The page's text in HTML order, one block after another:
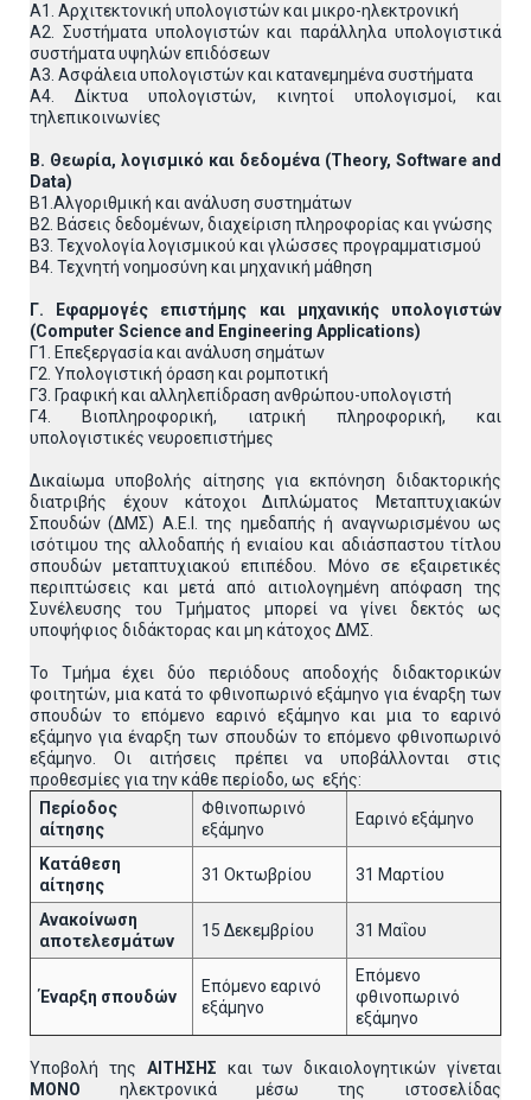
Α1. Αρχιτεκτονική υπολογιστών και μικρο-ηλεκτρονική
Α2. Συστήματα υπολογιστών και παράλληλα υπολογιστικά
συστήματα υψηλών επιδόσεων
Α3. Ασφάλεια υπολογιστών και κατανεμημένα συστήματα
Α4. Δίκτυα υπολογιστών, κινητοί υπολογισμοί, και
τηλεπικοινωνίες
Β. Θεωρία, λογισμικό και δεδομένα (Theory, Software and
Data)
Β1.Αλγοριθμική και ανάλυση συστημάτων
Β2. Βάσεις δεδομένων, διαχείριση πληροφορίας και γνώσης
Β3. Τεχνολογία λογισμικού και γλώσσες προγραμματισμού
Β4. Τεχνητή νοημοσύνη και μηχανική μάθηση
Γ. Εφαρμογές επιστήμης και μηχανικής υπολογιστών
(Computer Scienceand Engineering Applications)
Γ1. Επεξεργασία και ανάλυση σημάτων
Γ2. Υπολογιστική όραση και ρομποτική
Γ3. Γραφική και αλληλεπίδραση ανθρώπου-υπολογιστή
Γ4. Βιοπληροφορική, ιατρική πληροφορική, και
υπολογιστικές νευροεπιστήμες
Δικαίωμα υποβολής αίτησης για εκπόνηση διδακτορικής
διατριβής έχουν κάτοχοι Διπλώματος Μεταπτυχιακών
Σπουδών (ΔΜΣ) Α.Ε.Ι. της ημεδαπής ή αναγνωρισμένου ως
ισότιμου της αλλοδαπής ή ενιαίου και αδιάσπαστου τίτλου
σπουδών μεταπτυχιακού επιπέδου. Μόνο σε εξαιρετικές
περιπτώσεις και μετά από αιτιολογημένη απόφαση της
Συνέλευσης του Τμήματος μπορεί να γίνει δεκτός ως
υποψήφιος διδάκτορας και μη κάτοχος ΔΜΣ.
Το Τμήμα έχει δύο περιόδους αποδοχής διδακτορικών
φοιτητών, μια κατά το φθινοπωρινό εξάμηνο για έναρξη των
σπουδών το επόμενο εαρινό εξάμηνο και μια το εαρινό
εξάμηνο για έναρξη των σπουδών το επόμενο φθινοπωρινό
εξάμηνο. Οι αιτήσεις πρέπει να υποβάλλονται στις
προθεσμίες για την κάθε περίοδο, ως εξής:
Περίοδος
αίτησης
Φθινοπωρινό
εξάμηνο
Εαρινό εξάμηνο
Κατάθεση
αίτησης
31 Οκτωβρίου 31 Μαρτίου
Ανακοίνωση
αποτελεσμάτων
15 Δεκεμβρίου 31 Μαΐου
Έναρξη σπουδών
Επόμενο εαρινό
εξάμηνο
Επόμενο
φθινοπωρινό
εξάμηνο
Υποβολή της ΑΙΤΗΣΗΣ και των δικαιολογητικών γίνεται
MONO ηλεκτρονικά μέσω της ιστοσελίδας